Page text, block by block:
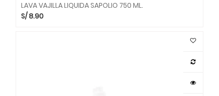
LAVA VAJILLA LIQUIDA SAPOLIO 750 ML.
S/8.90